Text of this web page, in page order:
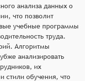
анализа данных о
что позволит
учебные программы
труда.
Алгоритмы
анализировать
их
стили обучения, что